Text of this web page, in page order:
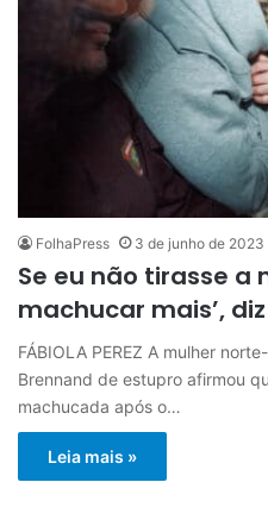
FolhaPress 3 de junho de 2023
Se eu não tirasse a
machucar mais’,
FÁBIOLA PEREZ A mulher
Brennand de estupro afirmou
machucada após o…
Leia mais »